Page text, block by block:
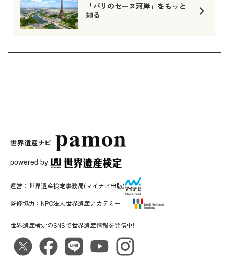
「パリのセーヌ河岸」をもっと
知る
powered by
世界遺産検定のSNSで世界遺産情報を発信中!
運営： 世界遺産検定事務局(マイナビ出版)
監修協力： NPO法人世界遺産アカデミー